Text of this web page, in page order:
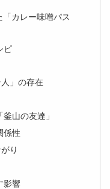
カレー味噌パス
ピ
」の存在
山の友達」
係性
り
影響